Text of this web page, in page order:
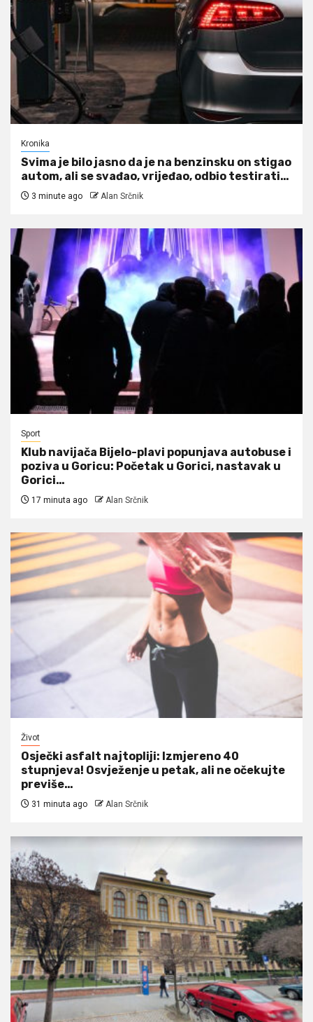
Kronika
Svima je bilo jasno da je na benzinsku on stigao
autom, ali se svađao, vrijeđao, odbio testirati…
3 minute ago Alan Srčnik
Sport
Klub navijača Bijelo-plavi popunjava autobuse i
poziva u Goricu: Početak u Gorici, nastavak u
Gorici…
17 minuta ago Alan Srčnik
Život
Osječki asfalt najtopliji: Izmjereno 40
stupnjeva! Osvježenje u petak, ali ne očekujte
previše…
31 minuta ago Alan Srčnik